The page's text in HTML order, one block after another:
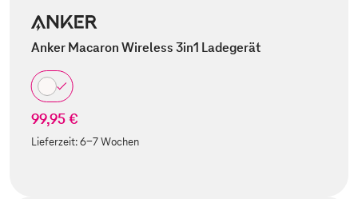
Anker Macaron Wireless 3in1 Ladegerät
99,95 €
Lieferzeit:6-7 Wochen